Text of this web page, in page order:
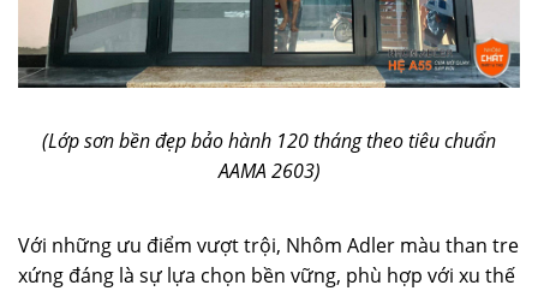
(Lớp sơn bền đẹp bảo hành 120 tháng theo tiêu chuẩn
AAMA 2603)
Với những ưu điểm vượt trội, Nhôm Adler màu than tre
xứng đáng là sự lựa chọn bền vững, phù hợp với xu thế